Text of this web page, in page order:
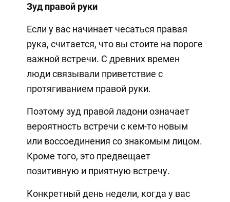
Зуд правой руки
Если у вас начинает чесаться правая
рука, считается, что вы стоите на пороге
важной встречи. С древних времен
люди связывали приветствие с
протягиванием правой руки.
Поэтому зуд правой ладони означает
вероятность встречи с кем-то новым
или воссоединения со знакомым лицом.
Кроме того, это предвещает
позитивную и приятную встречу.
Конкретный день недели, когда у вас